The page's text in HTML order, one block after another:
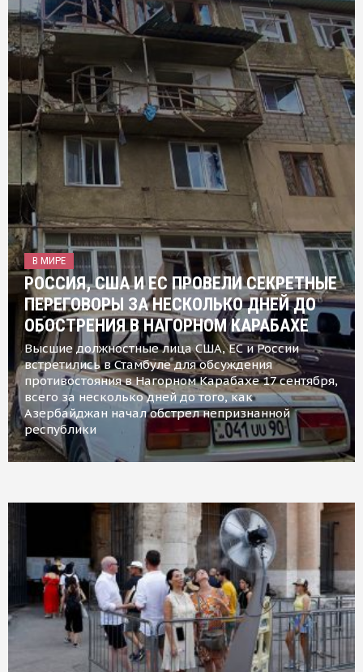
В МИРЕ
РОССИЯ, США И ЕС ПРОВЕЛИ СЕКРЕТНЫЕ
ПЕРЕГОВОРЫ ЗА НЕСКОЛЬКО ДНЕЙ ДО
ОБОСТРЕНИЯ В НАГОРНОМ КАРАБАХЕ
Высшие должностные лица США, ЕС и России
встретились в Стамбуле для обсуждения
противостояния в Нагорном Карабахе 17 сентября,
всего за несколько дней до того, как
Азербайджан начал обстрел непризнанной
республики